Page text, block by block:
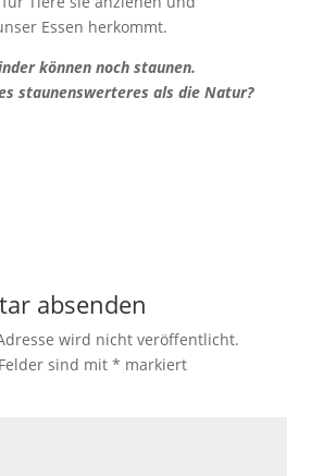
Essen herkommt.
können noch staunen.
staunenswerteres als die Natur?
absenden
wird nicht veröffentlicht.
sind mit * markiert